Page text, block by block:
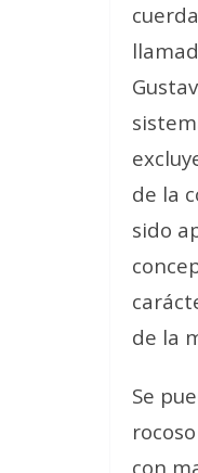
de la
sido
de la
Se
con